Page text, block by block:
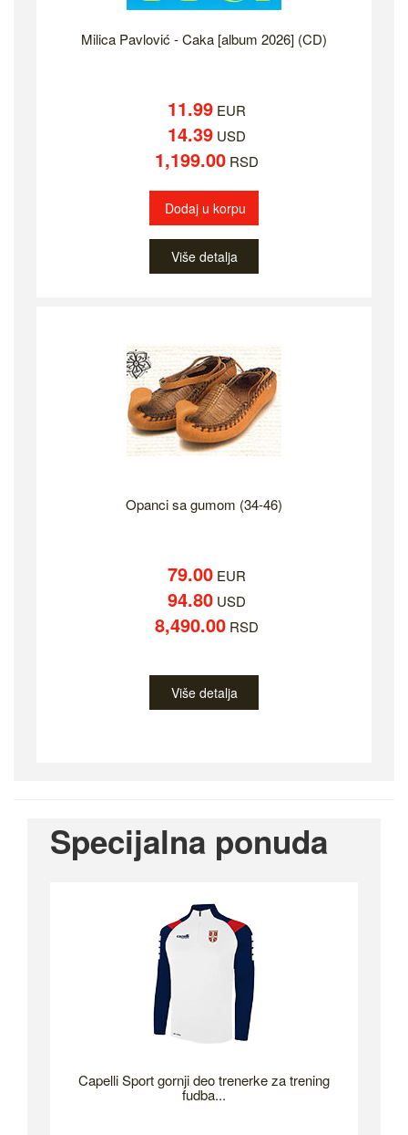
Milica Pavlović - Caka [album 2026] (CD)
11.99EUR
14.39USD
1,199.00RSD
Dodaj u korpu
Više detalja
Opanci sa gumom (34-46)
79.00EUR
94.80USD
8,490.00RSD
Više detalja
Specijalna ponuda
Capelli Sport gornji deo trenerke za trening
fudba...